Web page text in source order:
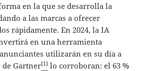
en la que se desarrolla la
a las marcas a ofrecer
rápidamente. En 2024, la IA
en una herramienta
utilizarán en su día a
de Gartner[1] lo corroboran: el 63 %